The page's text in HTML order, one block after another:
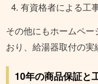
有資格者による工
その他にもホームペ
おり、給湯器取付の実
10年の商品保証と